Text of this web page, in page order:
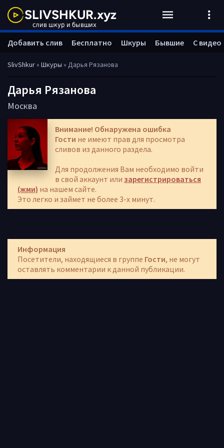
SlivShkur» Шкуры » Дарья Рязанова
Дарья Рязанова
Москва
Внимание! Обнаружена ошибка
Гости не имеют прав для просмотра
сливов из данного раздела.
Для продолжения Вам необходимо войти
в свой аккаунт или зарегистрироваться
(жми) на нашем сайте.
Это легко и займет не более 3-х минут.
Информация
Посетители, находящиеся в группе Гости, не могут
оставлять комментарии к данной публикации.
Добавить слив Бесплатно Шкуры Бывшие С видео